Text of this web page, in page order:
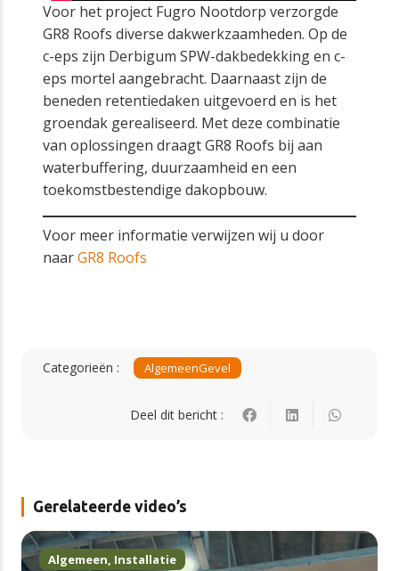
Voor het project Fugro Nootdorp verzorgde
GR8 Roofs diverse dakwerkzaamheden. Op de
c-eps zijn Derbigum SPW-dakbedekking en c-
eps mortel aangebracht. Daarnaast zijn de
beneden retentiedaken uitgevoerd en is het
groendak gerealiseerd. Met deze combinatie
van oplossingen draagt GR8 Roofs bij aan
waterbuffering, duurzaamheid en een
toekomstbestendige dakopbouw.
Voor meer informatie verwijzen wij u door
naarGR8 Roofs
Categorieën : AlgemeenGevel
Deel dit bericht :
Gerelateerde video’s
Algemeen, Installatie